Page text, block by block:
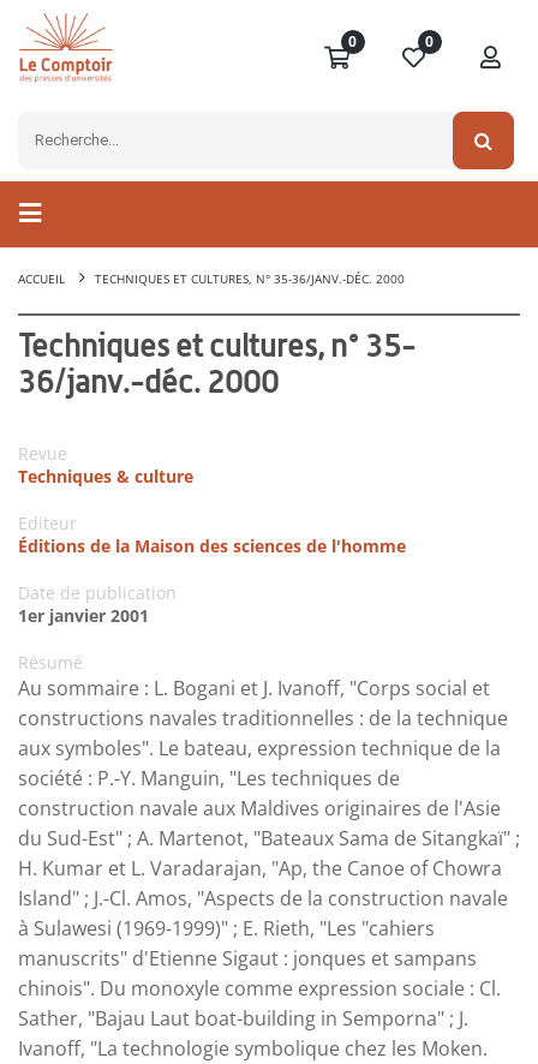
0 0
ACCUEIL TECHNIQUES ET CULTURES, N° 35-36/JANV.-DÉC. 2000
Techniques et cultures, n° 35-
36/janv.-déc. 2000
Revue
Techniques & culture
Editeur
Éditions de la Maison des sciences de l'homme
Date de publication
1er janvier 2001
Résumé
Au sommaire : L. Bogani et J. Ivanoff, "Corps social et
constructions navales traditionnelles : de la technique
aux symboles". Le bateau, expression technique de la
société : P.-Y. Manguin, "Les techniques de
construction navale aux Maldives originaires de l'Asie
du Sud-Est" ; A. Martenot, "Bateaux Sama de Sitangkaï" ;
H. Kumar et L. Varadarajan, "Ap, the Canoe of Chowra
Island" ; J.-Cl. Amos, "Aspects de la construction navale
à Sulawesi (1969-1999)" ; E. Rieth, "Les "cahiers
manuscrits" d'Etienne Sigaut : jonques et sampans
chinois". Du monoxyle comme expression sociale : Cl.
Sather, "Bajau Laut boat-building in Semporna" ; J.
Ivanoff, "La technologie symbolique chez les Moken.